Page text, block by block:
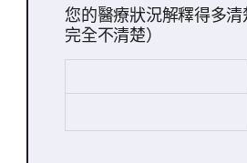
您的醫療狀況解釋得多
完全不清楚）